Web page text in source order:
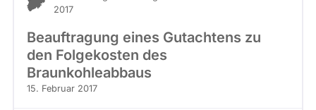
2017
Beauftragung eines Gutachtens zu
den Folgekosten des
Braunkohleabbaus
15. Februar 2017